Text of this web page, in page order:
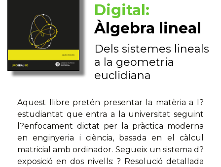
Digital:
Àlgebra lineal
Dels sistemes lineals
a la geometria
euclidiana
Aquest llibre pretén presentar la matèria a l?
estudiantat que entra a la universitat seguint
l?enfocament dictat per la pràctica moderna
en enginyeria i ciència, basada en el càlcul
matricial amb ordinador. Segueix un sistema d?
exposició en dos nivells: ? Resolució detallada